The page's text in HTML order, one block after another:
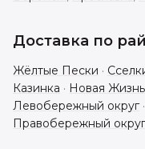
Доставка по
Жёлтые Пески ·
Казинка · Новая Жизнь
Левобережный округ·
Правобережный округ